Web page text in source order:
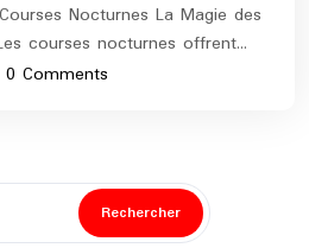
Nocturnes La Magie des
courses nocturnes offrent…
0 Comments
Rechercher